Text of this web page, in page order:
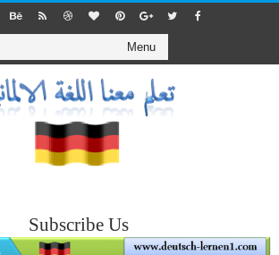
Subscribe Us